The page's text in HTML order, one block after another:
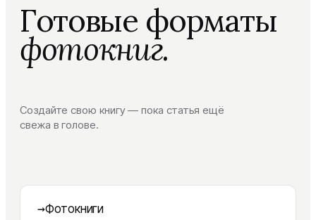
Готовые форматы
фотокниг.
Создайте свою книгу — пока статья ещё
свежа в голове.
→Фотокниги